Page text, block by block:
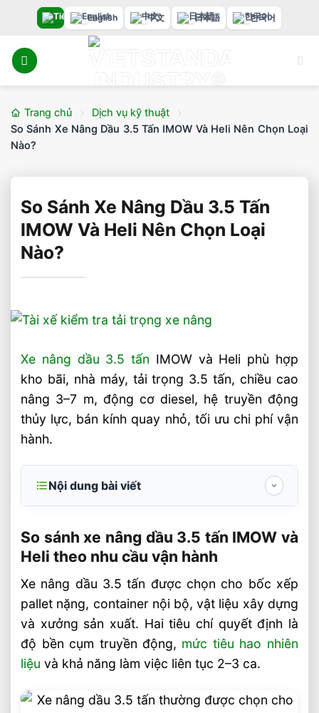
nội
dung
English 中文 日本語 한국어
Trang chủ
Dịch vụ kỹ thuật
So Sánh Xe Nâng Dầu 3.5 Tấn IMOW Và Heli Nên Chọn Loại
Nào?
So Sánh Xe Nâng Dầu 3.5 Tấn
IMOW Và Heli Nên Chọn Loại
Nào?
Xe nâng dầu 3.5 tấn IMOW và Heli phù hợp
kho bãi, nhà máy, tải trọng 3.5 tấn, chiều cao
nâng 3–7 m, động cơ diesel, hệ truyền động
thủy lực, bán kính quay nhỏ, tối ưu chi phí vận
hành.
Nội dung bài viết
theo nhu cầu vận hành
Đặc điểm kỹ thuật cần kiểm tra trước khi
chọn xe nâng dầu 3.5 tấn
IMOW và Heli khác nhau ở điểm nào
trong khai thác thực tế?
Nên chọn IMOW hay Heli cho từng nhóm
doanh nghiệp?
Gợi ý chọn theo môi trường làm việc và
So sánh xe nâng dầu 3.5 tấn IMOW và
Heli theo nhu cầu vận hành
Xe nâng dầu 3.5 tấn được chọn cho bốc xếp
pallet nặng, container nội bộ, vật liệu xây dựng
và xưởng sản xuất. Hai tiêu chí quyết định là
độ bền cụm truyền động, mức tiêu hao nhiên
liệu và khả năng làm việc liên tục 2–3 ca.